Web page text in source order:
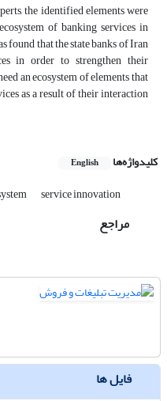
the identified elements were
of banking services in
found that the state banks of Iran
in order to strengthen their
an ecosystem of elements that
as a result of their interaction
کلیدواژه‌ها English
service innovation
مراجع
فایل ها